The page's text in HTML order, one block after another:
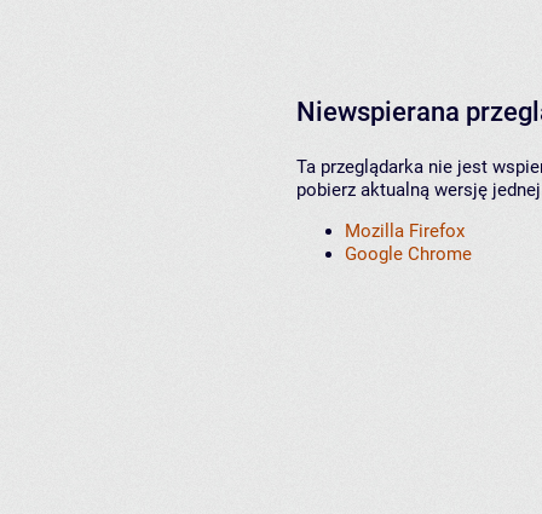
Niewspierana
Ta przeglądarka nie jest
pobierz aktualną wersję
Mozilla Firefox
Google Chrome